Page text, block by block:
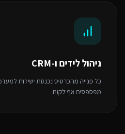
ניהול לידים ו-CRM
כל פנייה מהכרטיס נכנסת ישירות
מפספסים אף לקוח.